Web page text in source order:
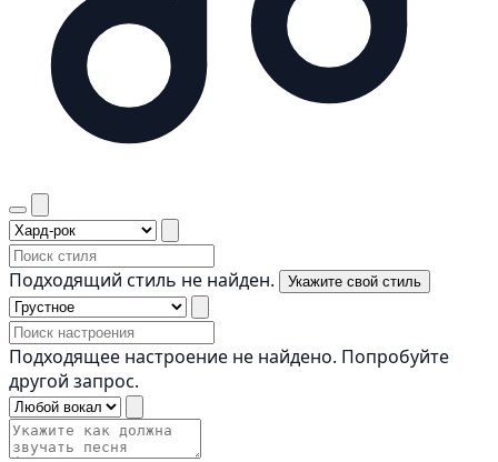
Подходящий стиль не найден. Укажите свой стиль
Подходящее настроение не найдено. Попробуйте
другой запрос.